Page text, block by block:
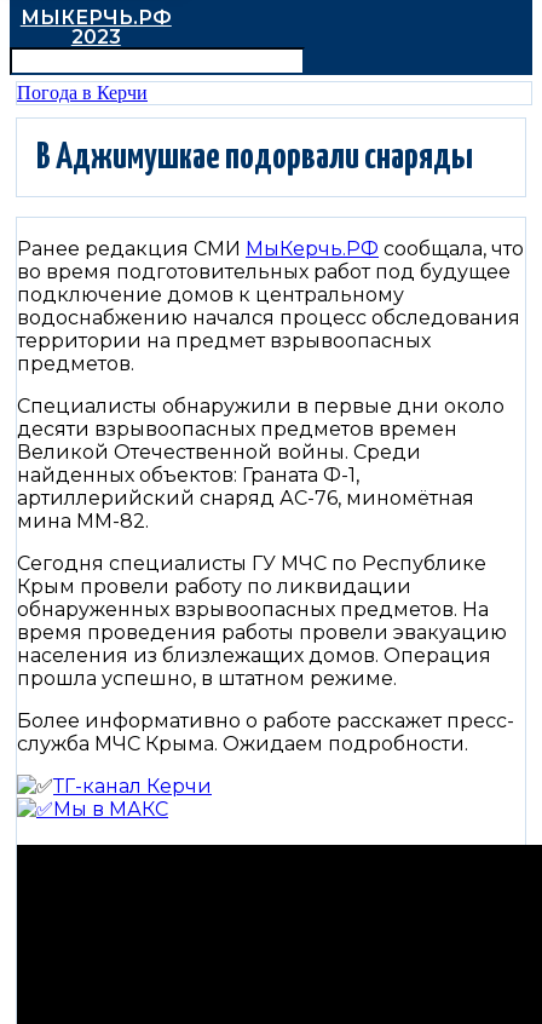
МЫКЕРЧЬ.РФ
2023
Погода в Керчи
️В Аджимушкае подорвали снаряды
Ранее редакция СМИ МыКерчь.РФ сообщала, что
во время подготовительных работ под будущее
подключение домов к центральному
водоснабжению начался процесс обследования
территории на предмет взрывоопасных
предметов.
Специалисты обнаружили в первые дни около
десяти взрывоопасных предметов времен
Великой Отечественной войны. Среди
найденных объектов: Граната Ф-1,
артиллерийский снаряд АС-76, миномётная
мина ММ-82.
Сегодня специалисты ГУ МЧС по Республике
Крым провели работу по ликвидации
обнаруженных взрывоопасных предметов. На
время проведения работы провели эвакуацию
населения из близлежащих домов. Операция
прошла успешно, в штатном режиме.
Более информативно о работе расскажет пресс-
служба МЧС Крыма. Ожидаем подробности.
ТГ-канал Керчи
Мы в МАКС